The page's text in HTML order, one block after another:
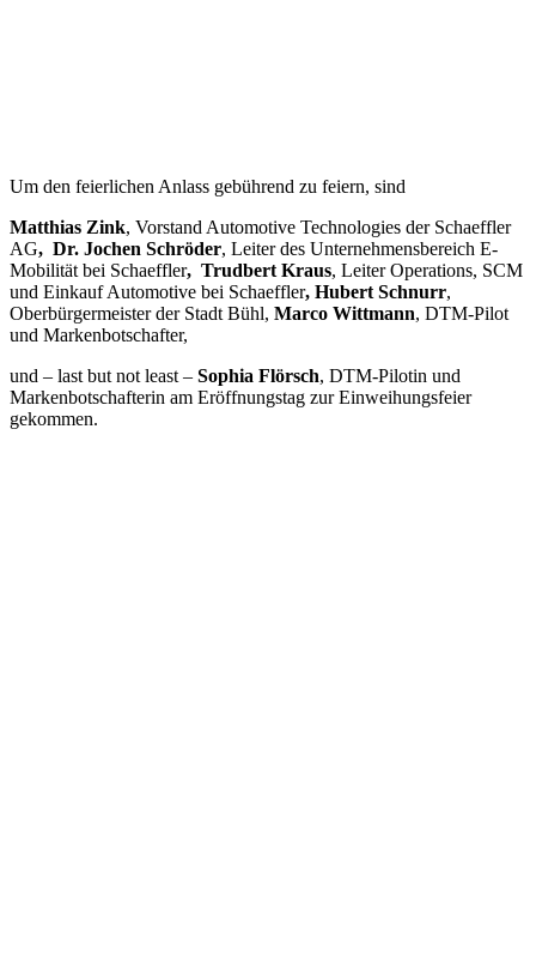
Um den feierlichen Anlass gebührend zu feiern, sind
Matthias Zink, Vorstand Automotive Technologies der Schaeffler
AG, Dr. Jochen Schröder, Leiter des Unternehmensbereich E-
Mobilität bei Schaeffler, Trudbert Kraus, Leiter Operations, SCM
und Einkauf Automotive bei Schaeffler, Hubert Schnurr,
Oberbürgermeister der Stadt Bühl, Marco Wittmann, DTM-Pilot
und Markenbotschafter,
und – last but not least – Sophia Flörsch, DTM-Pilotin und
Markenbotschafterin am Eröffnungstag zur Einweihungsfeier
gekommen.